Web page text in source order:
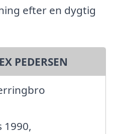
efter en dygtig
PEDERSEN
1990,